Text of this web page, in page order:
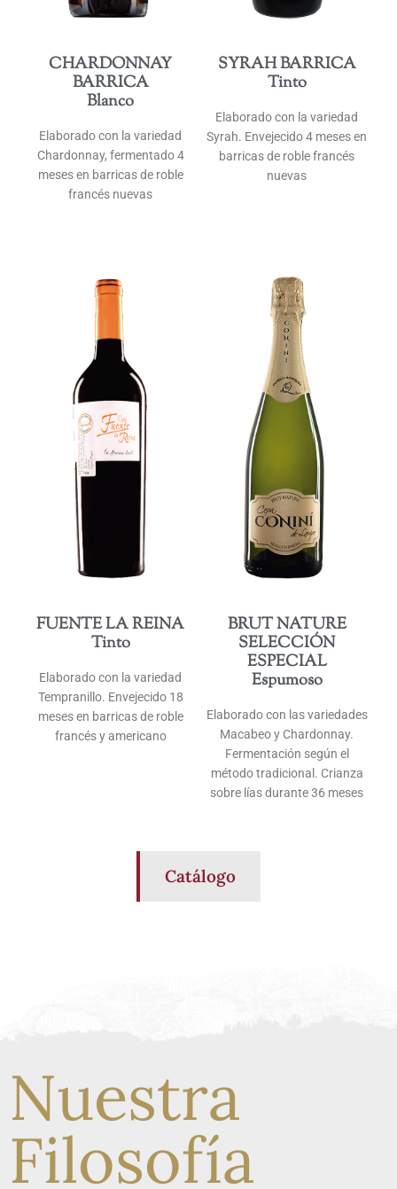
CHARDONNAY
BARRICA
Blanco
Elaborado con la variedad
Chardonnay, fermentado 4
meses en barricas de roble
francés nuevas
SYRAH BARRICA
Tinto
Elaborado con la variedad
Syrah. Envejecido 4 meses en
barricas de roble francés
nuevas
FUENTE LA REINA
Tinto
Elaborado con la variedad
Tempranillo. Envejecido 18
meses en barricas de roble
francés y americano
BRUT NATURE
SELECCIÓN
ESPECIAL
Espumoso
Elaborado con las variedades
Macabeo y Chardonnay.
Fermentación según el
método tradicional. Crianza
sobre lías durante 36 meses
Catálogo
Nuestra
Filosofía